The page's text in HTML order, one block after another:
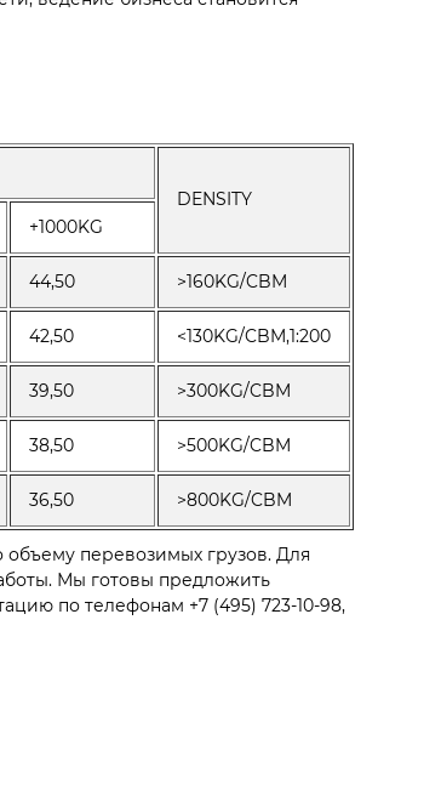
DENSITY
+1000KG
44,50 >160KG/CBM
42,50 <130KG/CBM,1:200
39,50 >300KG/CBM
38,50 >500KG/CBM
36,50 >800KG/CBM
объему перевозимых грузов. Для
Мы готовы предложить
по телефонам +7 (495) 723-10-98,